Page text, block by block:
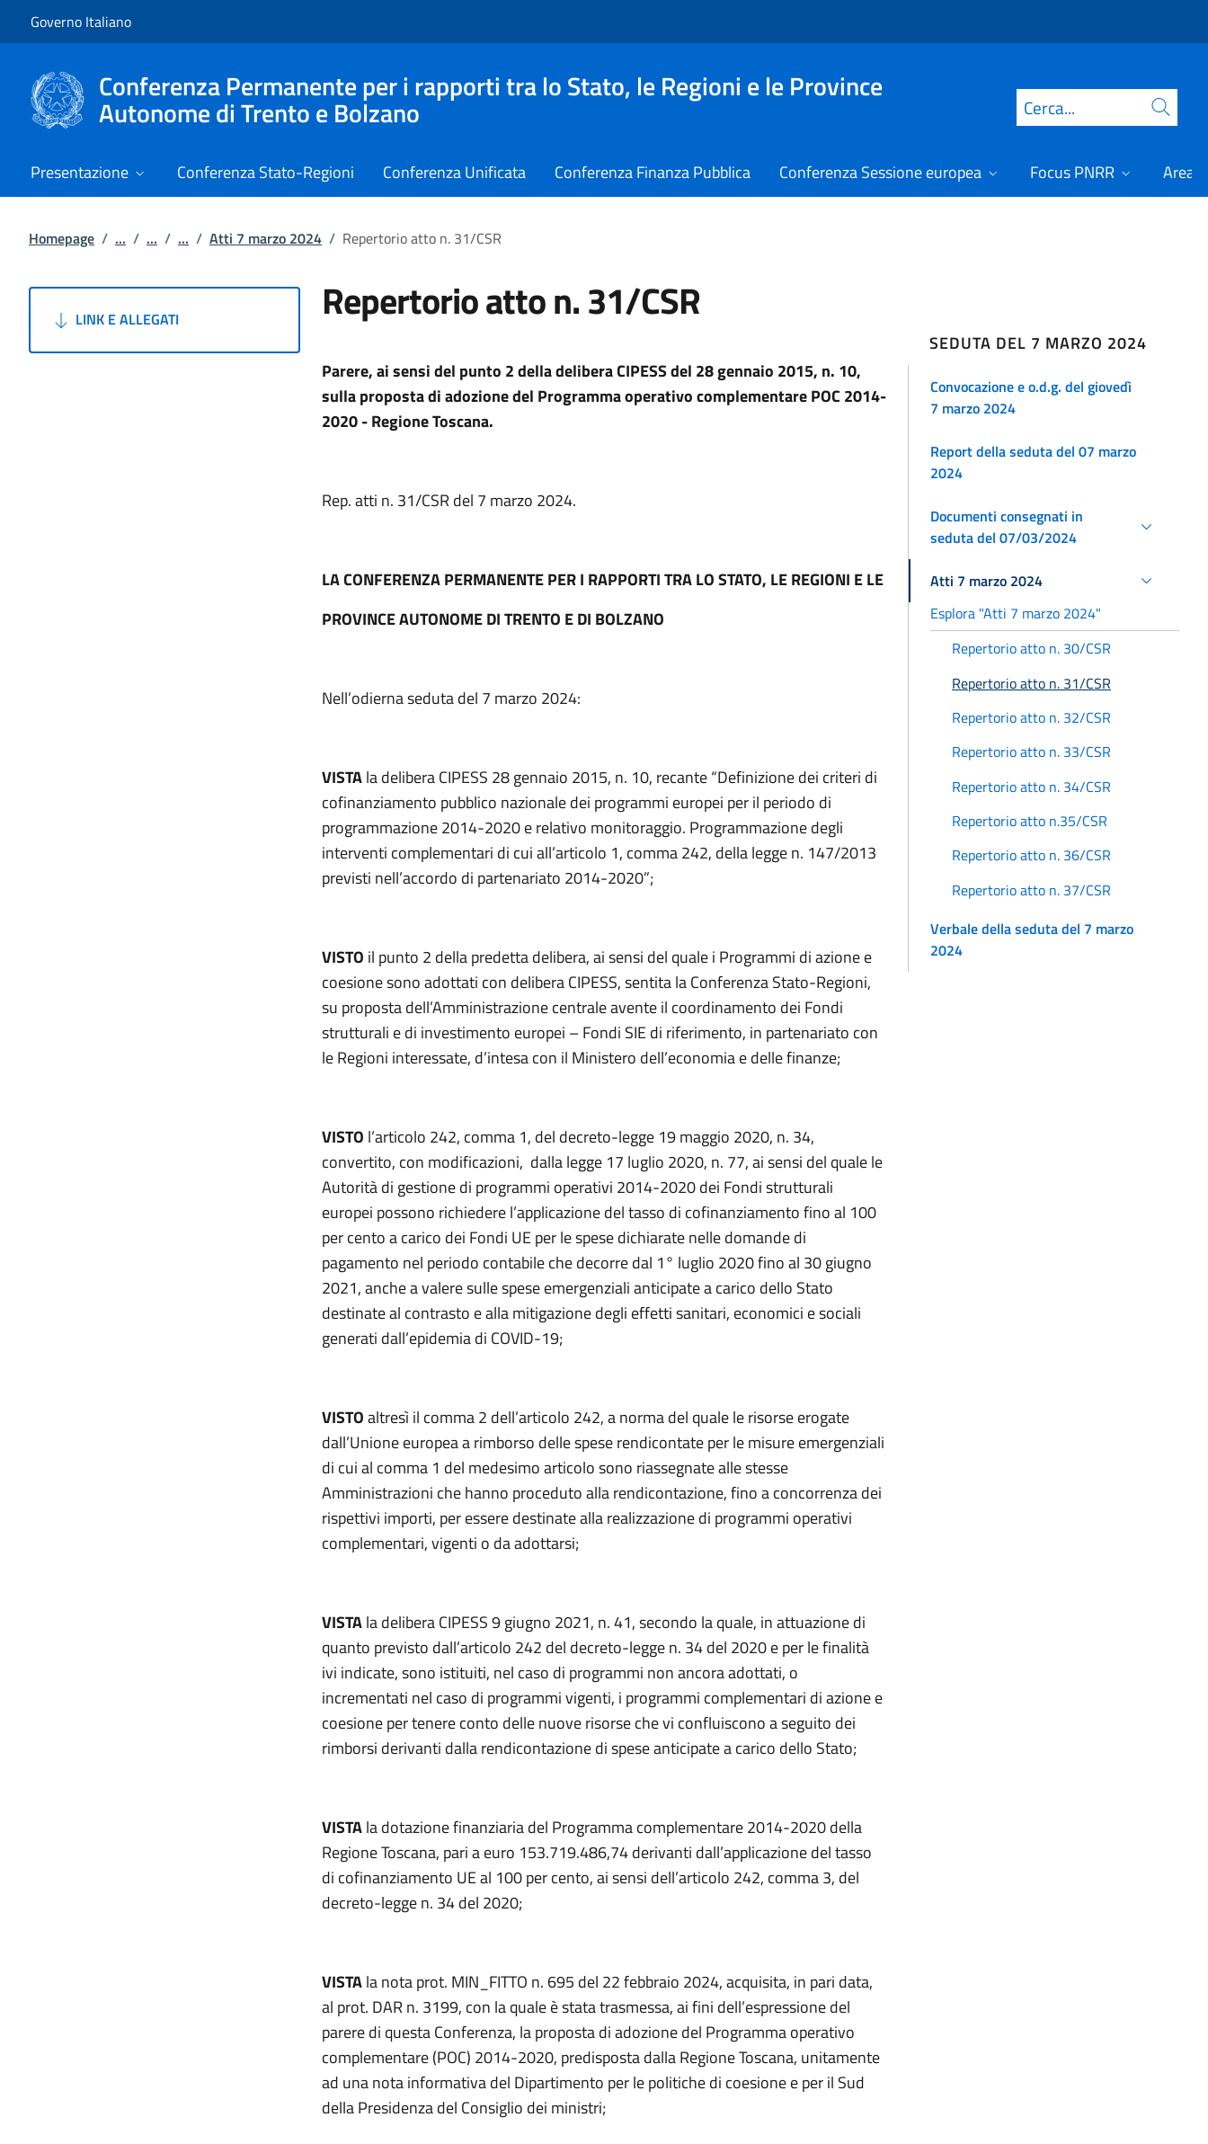
Governo Italiano
Conferenza Permanente per i rapporti tra lo Stato, le Regioni e le Province
Autonome di Trento e Bolzano Cerca
Presentazione Conferenza Stato-Regioni Conferenza Unificata Conferenza Finanza Pubblica Conferenza Sessione europea Focus PNRR Area
Homepage / ... / ... / ... / Atti 7 marzo 2024 / Repertorio atto n. 31/CSR
LINK E ALLEGATI Repertorio atto n. 31/CSR
Parere, ai sensi del punto 2 della delibera CIPESS del 28 gennaio 2015, n. 10,
sulla proposta di adozione del Programma operativo complementare POC 2014-
2020 - Regione Toscana.
Rep. atti n. 31/CSR del 7 marzo 2024.
LA CONFERENZA PERMANENTE PER I RAPPORTI TRA LO STATO, LE REGIONI E LE
PROVINCE AUTONOME DI TRENTO E DI BOLZANO
Nell’odierna seduta del 7 marzo 2024:
VISTAla delibera CIPESS 28 gennaio 2015, n. 10, recante “Definizione dei criteri di
cofinanziamento pubblico nazionale dei programmi europei per il periodo di
programmazione 2014-2020 e relativo monitoraggio. Programmazione degli
interventi complementari di cui all’articolo 1, comma 242, della legge n. 147/2013
previsti nell’accordo di partenariato 2014-2020”;
VISTO il punto 2 della predetta delibera, ai sensi del quale i Programmi di azione e
coesione sono adottati con delibera CIPESS, sentita la Conferenza Stato-Regioni,
su proposta dell’Amministrazione centrale avente il coordinamento dei Fondi
strutturali e di investimento europei – Fondi SIE di riferimento, in partenariato con
le Regioni interessate, d’intesa con il Ministero dell’economia e delle finanze;
VISTO l’articolo 242, comma 1, del decreto-legge 19 maggio 2020, n. 34,
convertito, con modificazioni, dalla legge 17 luglio 2020, n. 77, ai sensi del quale le
Autorità di gestione di programmi operativi 2014-2020 dei Fondi strutturali
europei possono richiedere l’applicazione del tasso di cofinanziamento fino al 100
per cento a carico dei Fondi UE per le spese dichiarate nelle domande di
pagamento nel periodo contabile che decorre dal 1° luglio 2020 fino al 30 giugno
2021, anche a valere sulle spese emergenziali anticipate a carico dello Stato
destinate al contrasto e alla mitigazione degli effetti sanitari, economici e sociali
generati dall’epidemia di COVID-19;
VISTOaltresì il comma 2 dell’articolo 242, a norma del quale le risorse erogate
dall’Unione europea a rimborso delle spese rendicontate per le misure emergenziali
di cui al comma 1 del medesimo articolo sono riassegnate alle stesse
Amministrazioni che hanno proceduto alla rendicontazione, fino a concorrenza dei
rispettivi importi, per essere destinate alla realizzazione di programmi operativi
complementari, vigenti o da adottarsi;
VISTAla delibera CIPESS 9 giugno 2021, n. 41, secondo la quale, in attuazione di
quanto previsto dall’articolo 242 del decreto-legge n. 34 del 2020 e per le finalità
ivi indicate, sono istituiti, nel caso di programmi non ancora adottati, o
incrementati nel caso di programmi vigenti, i programmi complementari di azione e
coesione per tenere conto delle nuove risorse che vi confluiscono a seguito dei
rimborsi derivanti dalla rendicontazione di spese anticipate a carico dello Stato;
VISTAla dotazione finanziaria del Programma complementare 2014-2020 della
Regione Toscana, pari a euro 153.719.486,74 derivanti dall’applicazione del tasso
di cofinanziamento UE al 100 per cento, ai sensi dell’articolo 242, comma 3, del
decreto-legge n. 34 del 2020;
VISTAla nota prot. MIN_FITTO n. 695 del 22 febbraio 2024, acquisita, in pari data,
al prot. DAR n. 3199, con la quale è stata trasmessa, ai fini dell’espressione del
parere di questa Conferenza, la proposta di adozione del Programma operativo
complementare (POC) 2014-2020, predisposta dalla Regione Toscana, unitamente
ad una nota informativa del Dipartimento per le politiche di coesione e per il Sud
della Presidenza del Consiglio dei ministri;
SEDUTA DEL 7 MARZO 2024
Convocazione e o.d.g. del giovedì
7 marzo 2024
Report della seduta del 07 marzo
2024
Documenti consegnati in
seduta del 07/03/2024
Atti 7 marzo 2024
Esplora "Atti 7 marzo 2024"
Repertorio atto n. 30/CSR
Repertorio atto n. 31/CSR
Repertorio atto n. 32/CSR
Repertorio atto n. 33/CSR
Repertorio atto n. 34/CSR
Repertorio atto n.35/CSR
Repertorio atto n. 36/CSR
Repertorio atto n. 37/CSR
Verbale della seduta del 7 marzo
2024